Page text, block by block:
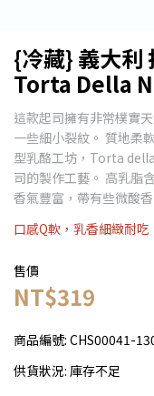
{冷藏} 義大利
Torta Della
這款起司擁有非常樸實
一些細小裂紋。 質地柔
型乳酪工坊，Torta
司的製作工藝。 高乳脂
香氣豐富，帶有些微酸
口感Q軟，乳香細緻耐吃
售價
NT$319
商品編號: CHS00041-
供貨狀況: 庫存不足